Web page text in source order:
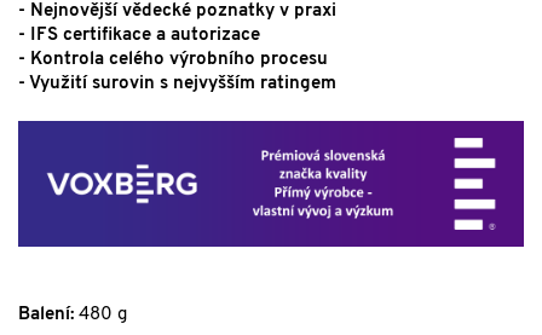
- Nejnovější vědecké poznatky v praxi
- IFS certifikace a autorizace
- Kontrola celého výrobního procesu
- Využití surovin s nejvyšším ratingem
Balení: 480 g